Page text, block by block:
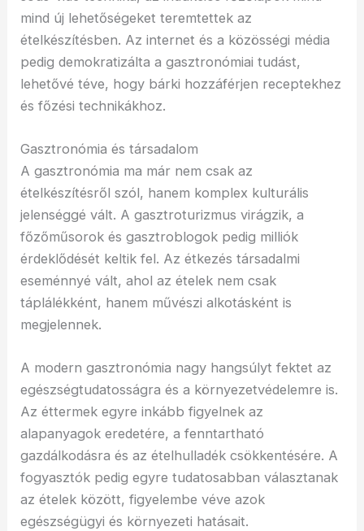
mind új lehetőségeket teremtettek az
ételkészítésben. Az internet és a közösségi média
pedig demokratizálta a gasztronómiai tudást,
lehetővé téve, hogy bárki hozzáférjen receptekhez
és főzési technikákhoz.
Gasztronómia és társadalom
A gasztronómia ma már nem csak az
ételkészítésről szól, hanem komplex kulturális
jelenséggé vált. A gasztroturizmus virágzik, a
főzőműsorok és gasztroblogok pedig milliók
érdeklődését keltik fel. Az étkezés társadalmi
eseménnyé vált, ahol az ételek nem csak
táplálékként, hanem művészi alkotásként is
megjelennek.
A modern gasztronómia nagy hangsúlyt fektet az
egészségtudatosságra és a környezetvédelemre is.
Az éttermek egyre inkább figyelnek az
alapanyagok eredetére, a fenntartható
gazdálkodásra és az ételhulladék csökkentésére. A
fogyasztók pedig egyre tudatosabban választanak
az ételek között, figyelembe véve azok
egészségügyi és környezeti hatásait.